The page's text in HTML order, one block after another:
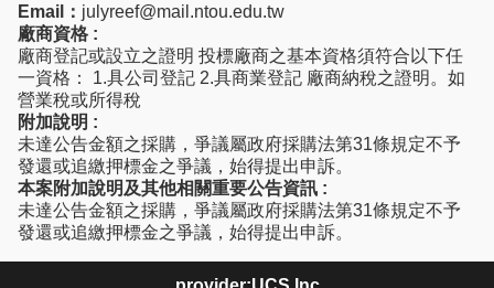
Email： julyreef@mail.ntou.edu.tw
廠商資格 :
廠商登記或設立之證明 投標廠商之基本資格須符合以下任
一資格： 1.具公司登記 2.具商業登記 廠商納稅之證明。如
營業稅或所得稅
附加說明 :
未達公告金額之採購，爭議屬政府採購法第31條規定不予
發還或追繳押標金之爭議，始得提出申訴。
本案附加說明及其他相關重要公告資訊 :
未達公告金額之採購，爭議屬政府採購法第31條規定不予
發還或追繳押標金之爭議，始得提出申訴。